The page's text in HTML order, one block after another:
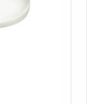
alta qualidade
estrutura
Tudo
de
eficientes,
de ponta a
de alta
JK é o lugar
Entre em
sobre seus